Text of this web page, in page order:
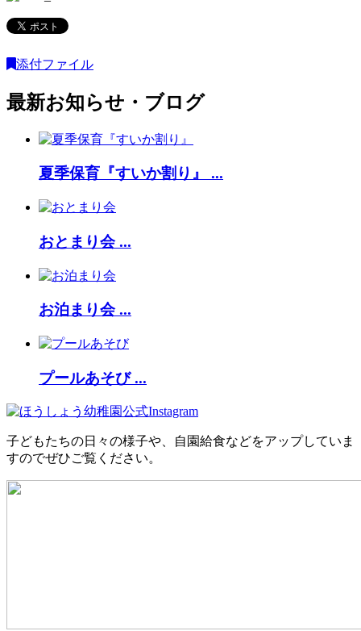
添付ファイル
最新お知らせ・ブログ
夏季保育『すいか割り』 ...
おとまり会 ...
お泊まり会 ...
プールあそび ...
子どもたちの日々の様子や、自園給食などをアップしていま
すのでぜひご覧ください。